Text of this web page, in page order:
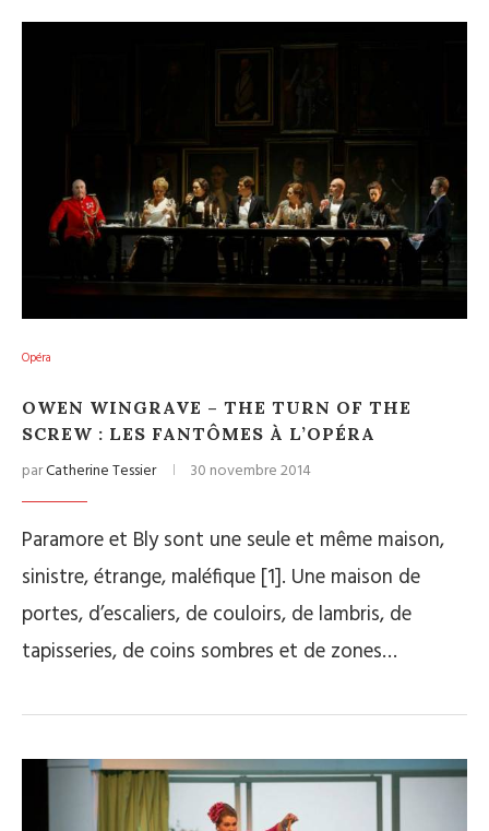
Opéra
OWEN WINGRAVE – THE TURN OF THE
SCREW : LES FANTÔMES À L’OPÉRA
parCatherine Tessier 30 novembre 2014
Paramore et Bly sont une seule et même maison,
sinistre, étrange, maléfique [1]. Une maison de
portes, d’escaliers, de couloirs, de lambris, de
tapisseries, de coins sombres et de zones…